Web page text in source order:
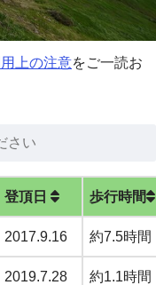
上の注意をご一読お
登頂日 歩行時間
2017.9.16 約7.5時間
2019.7.28 約1.1時間